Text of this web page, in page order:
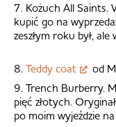
7. Kożuch All Saints.
kupić go na
zeszłym roku był,
8. Teddy coat
od
9. Trench Burberry.
pięć złotych.
po moim wyjeździe